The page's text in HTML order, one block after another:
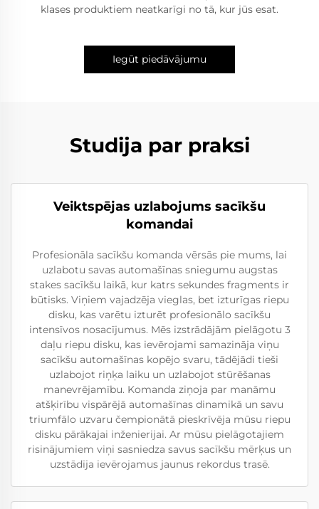
klases produktiem neatkarīgi no tā, kur jūs esat.
Iegūt piedāvājumu
Studija par praksi
Veiktspējas uzlabojums sacīkšu
komandai
Profesionāla sacīkšu komanda vērsās pie mums, lai
uzlabotu savas automašīnas sniegumu augstas
stakes sacīkšu laikā, kur katrs sekundes fragments ir
būtisks. Viņiem vajadzēja vieglas, bet izturīgas riepu
disku, kas varētu izturēt profesionālo sacīkšu
intensīvos nosacījumus. Mēs izstrādājām pielāgotu 3
daļu riepu disku, kas ievērojami samazināja viņu
sacīkšu automašīnas kopējo svaru, tādējādi tieši
uzlabojot riņķa laiku un uzlabojot stūrēšanas
manevrējamību. Komanda ziņoja par manāmu
atšķirību vispārējā automašīnas dinamikā un savu
triumfālo uzvaru čempionātā pieskrīvēja mūsu riepu
disku pārākajai inženierijai. Ar mūsu pielāgotajiem
risinājumiem viņi sasniedza savus sacīkšu mērķus un
uzstādīja ievērojamus jaunus rekordus trasē.